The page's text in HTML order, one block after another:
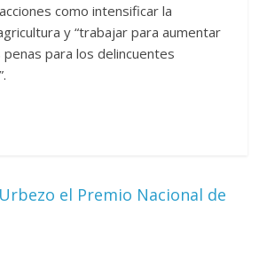
como intensificar la
y “trabajar para aumentar
para los delincuentes
el Premio Nacional de